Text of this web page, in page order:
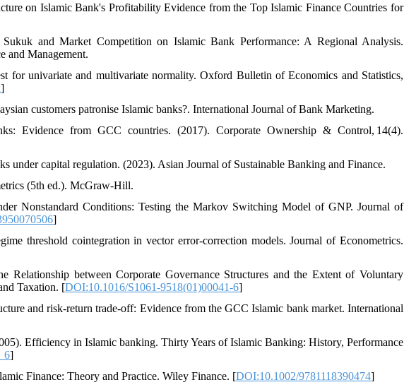
on Islamic Bank's Profitability Evidence from the Top Islamic Finance Countries for
and Market Competition on Islamic Bank Performance: A Regional Analysis.
and Management.
univariate and multivariate normality. Oxford Bulletin of Economics and Statistics,
]
customers patronise Islamic banks?. International Journal of Bank Marketing.
Evidence from GCC countries. (2017). Corporate Ownership & Control, 14(4).
under capital regulation. (2023). Asian Journal of Sustainable Banking and Finance.
(5th ed.). McGraw-Hill.
Nonstandard Conditions: Testing the Markov Switching Model of GNP. Journal of
]
threshold cointegration in vector error-correction models. Journal of Econometrics.
between Corporate Governance Structures and the Extent of Voluntary
Taxation. [DOI:10.1016/S1061-9518(01)00041-6]
and risk-return trade‐off: Evidence from the GCC Islamic bank market. International
Efficiency in Islamic banking. Thirty Years of Islamic Banking: History, Performance
]
Finance: Theory and Practice. Wiley Finance. [DOI:10.1002/9781118390474]